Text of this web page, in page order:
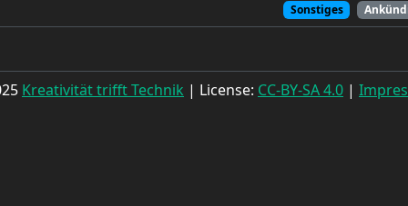
Sonstiges
Kreativität trifft Technik | License: CC-BY-SA 4.0 |